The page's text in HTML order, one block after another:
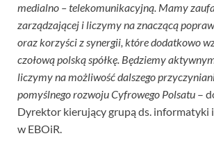
medialno – telekomunikacyjną. Mamy
zarządzającej i liczymy na znaczącą
oraz korzyści z synergii, które dodatkowo
czołową polską spółkę. Będziemy
liczymy na możliwość dalszego
pomyślnego rozwoju Cyfrowego Polsatu –
Dyrektor kierujący grupą ds. informatyki i
w EBOiR.